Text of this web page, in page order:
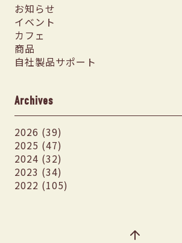
お知らせ
イベント
カフェ
商品
自社製品サポート
Archives
2026 (39)
2025 (47)
2024 (32)
2023 (34)
2022 (105)